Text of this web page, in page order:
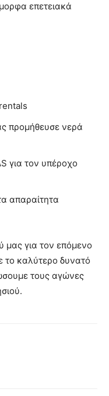
επετειακά
προμήθευσε νερά
για τον υπέροχο
απαραίτητα
μας για τον επόμενο
το καλύτερο δυνατό
τους αγώνες